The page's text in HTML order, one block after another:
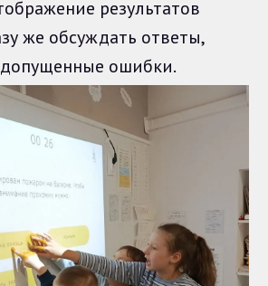
результатов
же обсуждать ответы,
допущенные ошибки.